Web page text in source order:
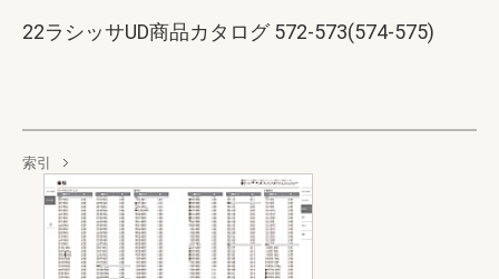
22ラシッサUD商品カタログ 572-573(574-575)
索引